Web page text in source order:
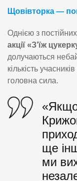
Щовівторка —
Однією з
акції «З’їж
долучаються
кількість
головна сила.
ще
ми